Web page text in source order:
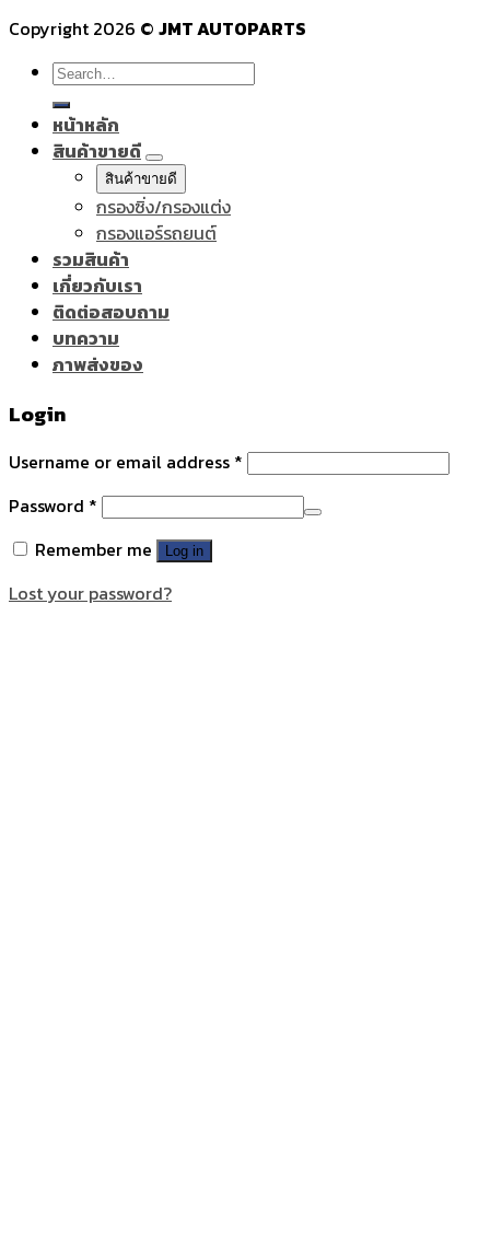
Copyright 2026 © JMT AUTOPARTS
Search
for:
หน้าหลัก
สินค้าขายดี
สินค้าขายดี
กรองซิ่ง/กรองแต่ง
กรองแอร์รถยนต์
รวมสินค้า
เกี่ยวกับเรา
ติดต่อสอบถาม
บทความ
ภาพส่งของ
Login
Username or email address *
Password *
Remember me
Log in
Lost your password?